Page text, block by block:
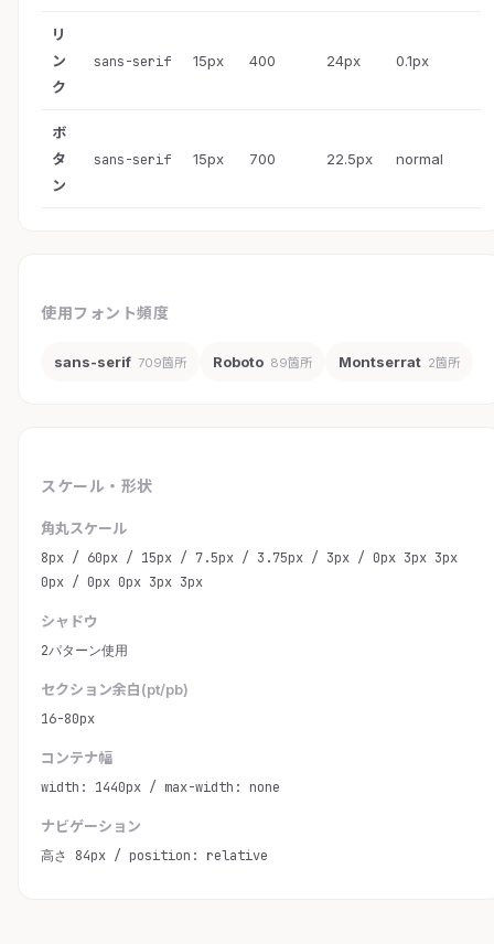
リ
ン
ク
sans-serif 15px 400 24px 0.1px
ボ
タ
ン
sans-serif 15px 700 22.5px normal
使用フォント頻度
sans-serif 709箇所 Roboto 89箇所 Montserrat 2箇所
スケール・形状
角丸スケール
8px / 60px / 15px / 7.5px / 3.75px / 3px / 0px 3px 3px
0px / 0px 0px 3px 3px
シャドウ
2パターン使用
セクション余白(pt/pb)
16-80px
コンテナ幅
width: 1440px / max-width: none
ナビゲーション
高さ 84px / position: relative